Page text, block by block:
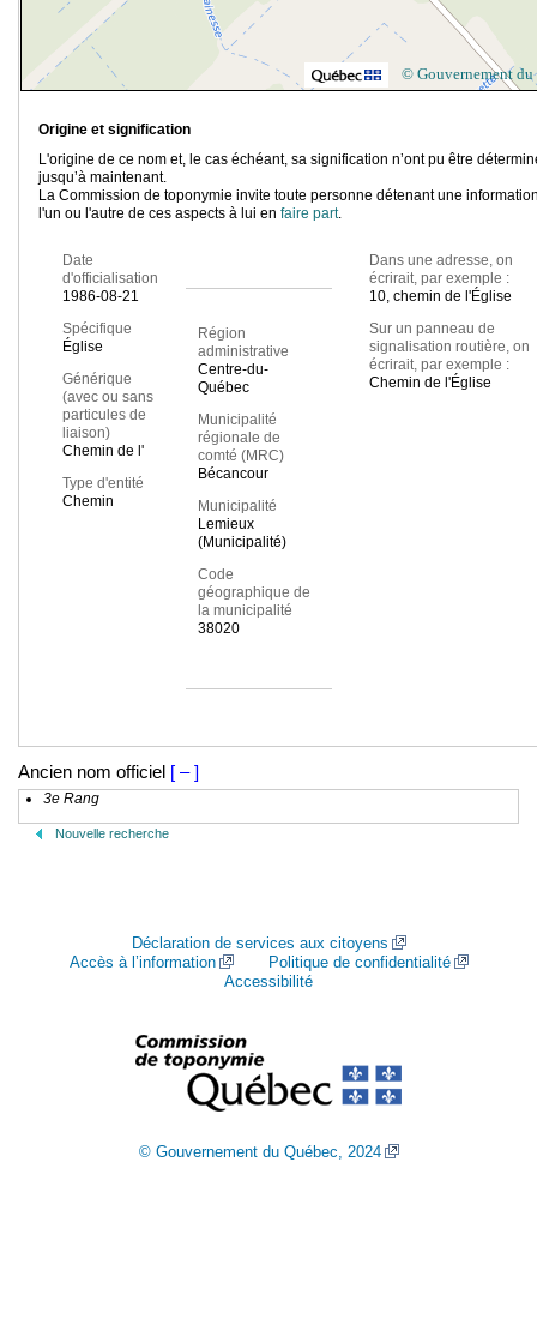
© Gouvernement du
Origine et signification
L'origine de ce nom et, le cas échéant, sa signification n’ont pu être
jusqu’à maintenant.
La Commission de toponymie invite toute personne détenant une
l'un ou l'autre de ces aspects à lui en faire part.
Date
d'officialisation
1986-08-21
Spécifique
Église
Générique
(avec ou sans
particules de
liaison)
Chemin de l'
Type d'entité
Chemin
Région
administrative
Centre-du-
Québec
Municipalité
régionale de
comté (MRC)
Bécancour
Municipalité
Lemieux
(Municipalité)
Code
géographique de
la municipalité
38020
Dans une adresse, on
écrirait, par exemple :
10, chemin de l'Église
Sur un panneau de
signalisation routière, on
écrirait, par exemple :
Chemin de l'Église
Ancien nom officiel [ – ]
3e Rang
Nouvelle recherche
Déclaration de services aux citoyens
Accès à l’information
Politique de confidentialité
Accessibilité
© Gouvernement du Québec, 2024